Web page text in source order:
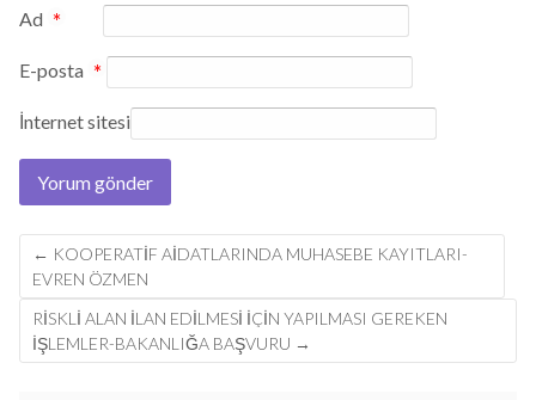
Ad *
E-posta *
İnternet sitesi
Post
navigation
← KOOPERATIF AIDATLARINDA MUHASEBE KAYITLARI-
EVREN ÖZMEN
RISKLI ALAN ILAN EDILMESI IÇIN YAPILMASI GEREKEN
IŞLEMLER-BAKANLIĞA BAŞVURU →